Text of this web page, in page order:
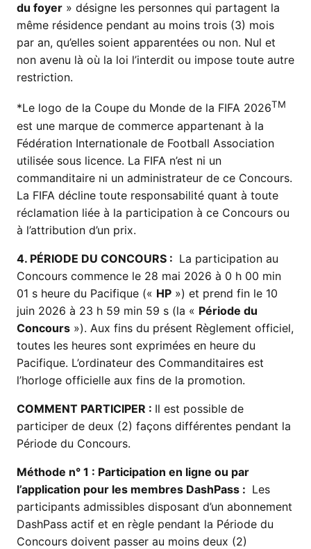
du foyer » désigne les personnes qui partagent la
même résidence pendant au moins trois (3) mois
par an, qu’elles soient apparentées ou non. Nul et
non avenu là où la loi l’interdit ou impose toute autre
restriction.
*Le logo de la Coupe du Monde de la FIFA 2026TM
est une marque de commerce appartenant à la
Fédération Internationale de Football Association
utilisée sous licence. La FIFA n’est ni un
commanditaire ni un administrateur de ce Concours.
La FIFA décline toute responsabilité quant à toute
réclamation liée à la participation à ce Concours ou
à l’attribution d’un prix.
4. PÉRIODE DU CONCOURS : La participation au
Concours commence le 28 mai 2026 à 0 h 00 min
01 s heure du Pacifique (« HP ») et prend fin le 10
juin 2026 à 23 h 59 min 59 s (la « Période du
Concours »). Aux fins du présent Règlement officiel,
toutes les heures sont exprimées en heure du
Pacifique. L’ordinateur des Commanditaires est
l’horloge officielle aux fins de la promotion.
COMMENT PARTICIPER : Il est possible de
participer de deux (2) façons différentes pendant la
Période du Concours.
Méthode n° 1 : Participation en ligne ou par
l’application pour les membres DashPass : Les
participants admissibles disposant d’un abonnement
DashPass actif et en règle pendant la Période du
Concours doivent passer au moins deux (2)